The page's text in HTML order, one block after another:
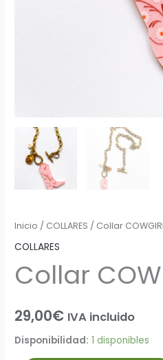
Inicio / COLLARES / Collar
COLLARES
Collar
29,00€ IVA incluido
Disponibilidad: 1 disponibles